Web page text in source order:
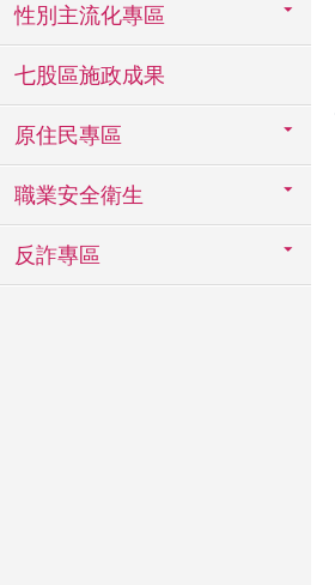
性別主流化專區
七股區施政成果
原住民專區
職業安全衛生
反詐專區